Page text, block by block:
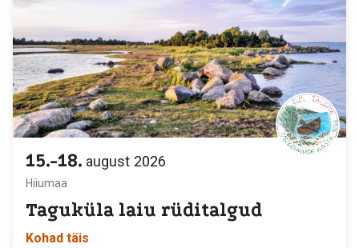
2026
15.-18. august
Hiiumaa
Taguküla laiu rüditalgud
Kohad täis